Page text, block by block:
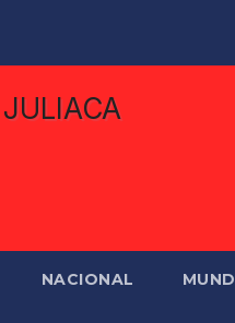
NACIONAL